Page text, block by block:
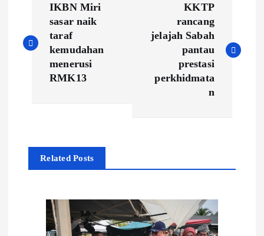
s
a
v
IKBN Miri
sasar naik
taraf
kemudahan
menerusi
RMK13
KKTP
rancang
jelajah Sabah
pantau
prestasi
perkhidmata
n
Related Posts